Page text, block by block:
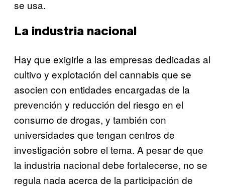
se usa.
La industria nacional
Hay que exigirle a las empresas dedicadas al
cultivo y explotación del cannabis que se
asocien con entidades encargadas de la
prevención y reducción del riesgo en el
consumo de drogas, y también con
universidades que tengan centros de
investigación sobre el tema. A pesar de que
la industria nacional debe fortalecerse, no se
regula nada acerca de la participación de